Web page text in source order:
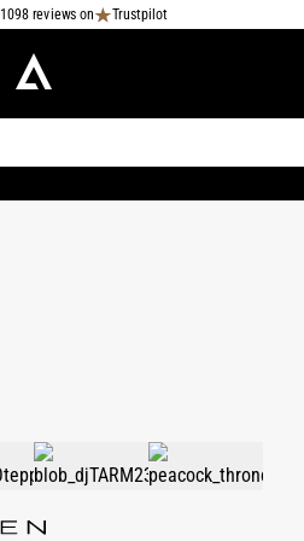
1098 reviews on Trustpilot